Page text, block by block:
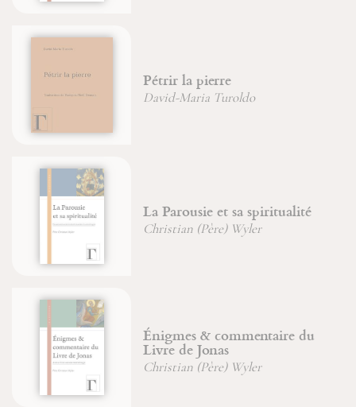
la pierre
Maria Turoldo
Parousie et sa spiritualité
(Père) Wyler
& commentaire du
de Jonas
(Père) Wyler